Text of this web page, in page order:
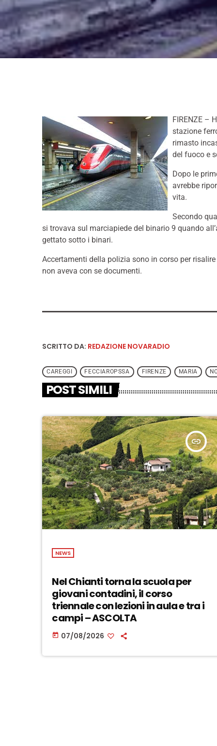
FIRENZE –
stazione
rimasto
del fuoco e
Dopo le
avrebbe
vita.
Secondo
si trovava sul marciapiede del binario 9 quando
gettato sotto i binari.
Accertamenti della polizia sono in corso per
non aveva con se documenti.
SCRITTO DA: REDAZIONE NOVARADIO
CAREGGI FECCIAROPSSA FIRENZE MARIA
POST SIMILI
insert_link
NEWS
Nel Chianti torna la scuola per
giovani contadini, il corso
triennale con lezioni in aula e tra i
campi – ASCOLTA
today 07/08/2026